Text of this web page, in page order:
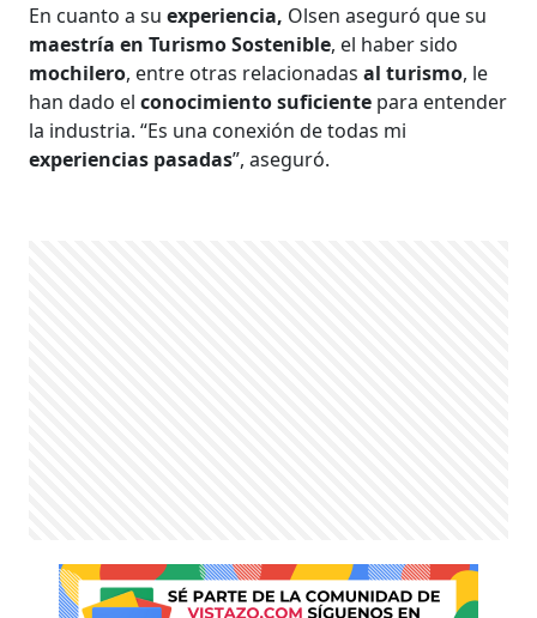
En cuanto a suexperiencia, Olsen aseguró que su
maestría en Turismo Sostenible, el haber sido
mochilero, entre otras relacionadasal turismo, le
han dado elconocimiento suficiente para entender
la industria. “Es una conexión de todas mi
experiencias pasadas”, aseguró.